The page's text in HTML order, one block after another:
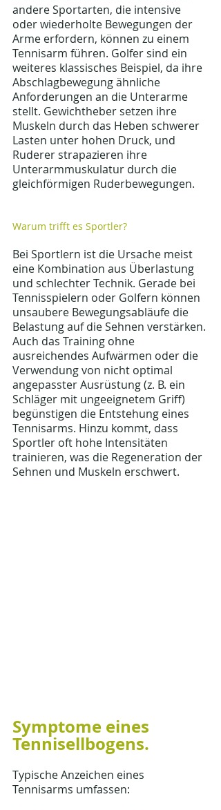
andere Sportarten, die intensive
oder wiederholte Bewegungen der
Arme erfordern, können zu einem
Tennisarm führen. Golfer sind ein
weiteres klassisches Beispiel, da ihre
Abschlagbewegung ähnliche
Anforderungen an die Unterarme
stellt. Gewichtheber setzen ihre
Muskeln durch das Heben schwerer
Lasten unter hohen Druck, und
Ruderer strapazieren ihre
Unterarmmuskulatur durch die
gleichförmigen Ruderbewegungen.
Warum trifft es Sportler?
Bei Sportlern ist die Ursache meist
eine Kombination aus Überlastung
und schlechter Technik. Gerade bei
Tennisspielern oder Golfern können
unsaubere Bewegungsabläufe die
Belastung auf die Sehnen verstärken.
Auch das Training ohne
ausreichendes Aufwärmen oder die
Verwendung von nicht optimal
angepasster Ausrüstung (z. B. ein
Schläger mit ungeeignetem Griff)
begünstigen die Entstehung eines
Tennisarms. Hinzu kommt, dass
Sportler oft hohe Intensitäten
trainieren, was die Regeneration der
Sehnen und Muskeln erschwert.
Symptome eines
Tennisellbogens.
Typische Anzeichen eines
Tennisarms umfassen: